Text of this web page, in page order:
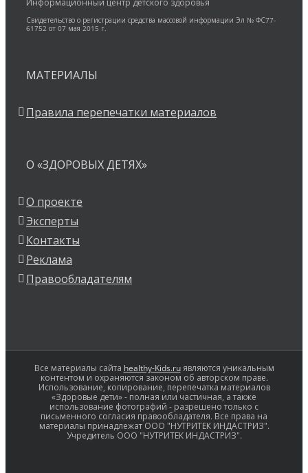
Свидетельство о регистрации средства массовой информации Эл № ФС77-
61752 от 07 мая 2015 г.
МАТЕРИАЛЫ
Правила перепечатки материалов
О «ЗДОРОВЫХ ДЕТЯХ»
О проекте
Эксперты
Контакты
Реклама
Правообладателям
Все материалы сайта healthy-Kids.ruявляются уникальным
контентом и охраняются законом об авторском праве.
Использование, копирование, перепечатка материалов
«Здоровые дети» - полная или частичная, а также
использование фотографий - разрешено только с
письменного согласия правообладателя. Все права на
материалы принадлежат ООО "НУТРИТЕК ИНДАСТРИЗ".
Учредитель ООО "НУТРИТЕК ИНДАСТРИЗ".